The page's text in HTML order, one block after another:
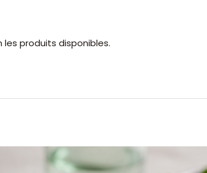
produits disponibles.